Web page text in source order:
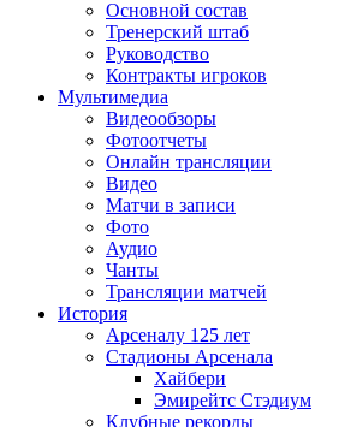
Основной состав
Тренерский штаб
Руководство
Контракты игроков
Мультимедиа
Видеообзоры
Фотоотчеты
Онлайн трансляции
Видео
Матчи в записи
Фото
Аудио
Чанты
Трансляции матчей
История
Арсеналу 125 лет
Стадионы Арсенала
Хайбери
Эмирейтс Стэдиум
Клубные рекорды